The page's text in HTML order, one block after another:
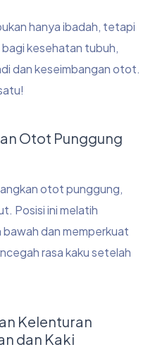
hanya ibadah, tetapi
kesehatan tubuh,
dan keseimbangan otot.
Otot Punggung
otot punggung,
Posisi ini melatih
dan memperkuat
rasa kaku setelah
Kelenturan
dan Kaki